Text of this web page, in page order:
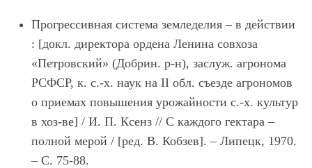
Прогрессивная система земледелия – в действии
: [докл. директора ордена Ленина совхоза
«Петровский» (Добрин. р-н), заслуж. агронома
РСФСР, к. с.-х. наук на II обл. съезде агрономов
о приемах повышения урожайности с.-х. культур
в хоз-ве] / И. П. Ксенз // С каждого гектара –
полной мерой / [ред. В. Кобзев]. – Липецк, 1970.
– С. 75-88.